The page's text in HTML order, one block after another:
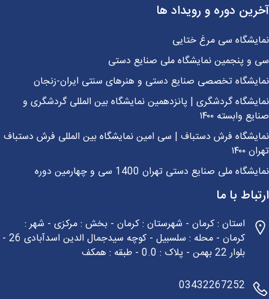
دوره و رویداد ها
سی مرغ ختایی
و پنجمین نمایشگاه ملی صنایع دستی
تخصصی صنایع دستی و هنرهای سنتی ایران-زنجان
گردشگری | پانزدهمین نمایشگاه بین المللی گردشگری و
وابسته ۱۴۰۰
فرش دستباف | سی امین نمایشگاه بین المللی فرش دستباف
۱۴۰۰
ملی صنایع دستی تهران 1400 سی و چهارمین دوره
با ما
استان : کرمان - شهرستان : کرمان - بخش : مرکزی - شهر :
کرمان - محله : سلسبیل - کوچه سیدجمال الدین اسدآبادی 26 -
بلوار 22 بهمن - پلاک : 0.0 - طبقه : همکف
03432267252